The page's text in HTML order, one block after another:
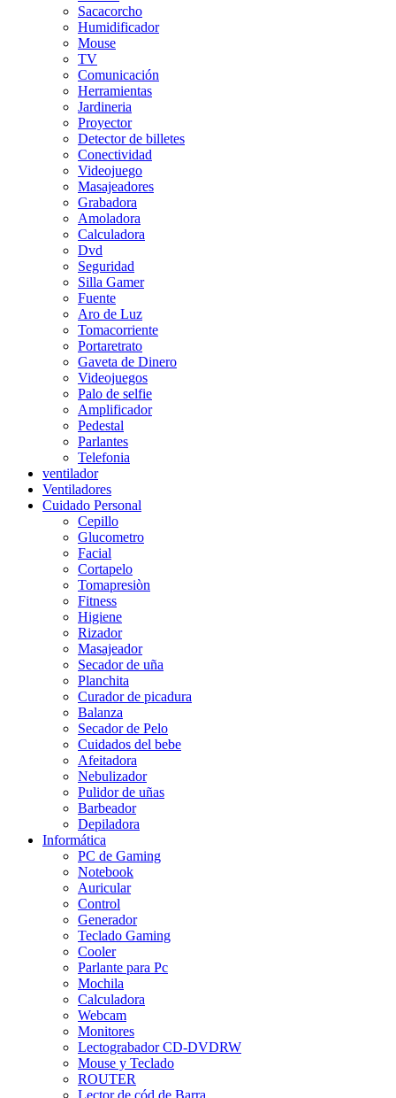
Sacacorcho
Humidificador
Mouse
TV
Comunicación
Herramientas
Jardineria
Proyector
Detector de billetes
Conectividad
Videojuego
Masajeadores
Grabadora
Amoladora
Calculadora
Dvd
Seguridad
Silla Gamer
Fuente
Aro de Luz
Tomacorriente
Portaretrato
Gaveta de Dinero
Videojuegos
Palo de selfie
Amplificador
Pedestal
Parlantes
Telefonia
ventilador
Ventiladores
Cuidado Personal
Cepillo
Glucometro
Facial
Cortapelo
Tomapresiòn
Fitness
Higiene
Rizador
Masajeador
Secador de uña
Planchita
Curador de picadura
Balanza
Secador de Pelo
Cuidados del bebe
Afeitadora
Nebulizador
Pulidor de uñas
Barbeador
Depiladora
Informática
PC de Gaming
Notebook
Auricular
Control
Generador
Teclado Gaming
Cooler
Parlante para Pc
Mochila
Calculadora
Webcam
Monitores
Lectograbador CD-DVDRW
Mouse y Teclado
ROUTER